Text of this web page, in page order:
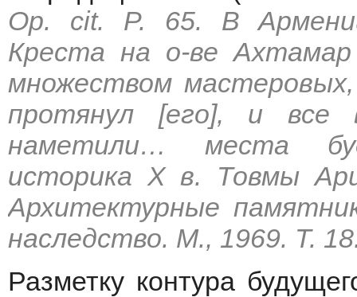
Op. cit. P. 65. В
Креста на о-ве
множеством
протянул [его], и все
наметили… места
историка X в. Товмы
Архитектурные
наследство. М., 1969. Т.
Разметку контура